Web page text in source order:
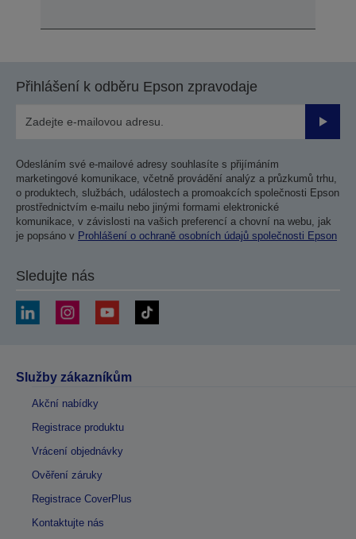
Přihlášení k odběru Epson zpravodaje
Odesláním své e-mailové adresy souhlasíte s přijímáním
marketingové komunikace, včetně provádění analýz a průzkumů trhu,
o produktech, službách, událostech a promoakcích společnosti Epson
prostřednictvím e-mailu nebo jinými formami elektronické
komunikace, v závislosti na vašich preferencí a chovní na webu, jak
je popsáno v Prohlášení o ochraně osobních údajů společnosti Epson
Sledujte nás
Služby zákazníkům
Akční nabídky
Registrace produktu
Vrácení objednávky
Ověření záruky
Registrace CoverPlus
Kontaktujte nás